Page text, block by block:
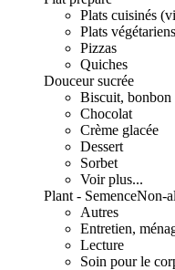
Plats cuisinés
Plats végétariens
Pizzas
Quiches
Douceur sucrée
Biscuit, bonbon
Chocolat
Crème glacée
Dessert
Sorbet
Voir plus...
Plant - SemenceNon-
Autres
Entretien,
Lecture
Soin pour le